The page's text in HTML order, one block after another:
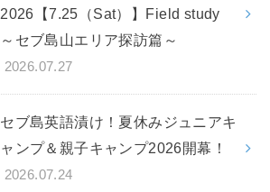
2026【7.25（Sat）】Field study
～セブ島山エリア探訪篇～
2026.07.27
セブ島英語漬け！夏休みジュニアキ
ャンプ＆親子キャンプ2026開幕！
2026.07.24